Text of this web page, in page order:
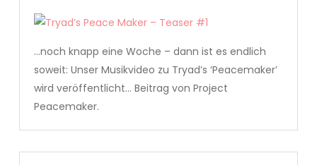
…noch knapp eine Woche – dann ist es endlich
soweit: Unser Musikvideo zu Tryad’s ‘Peacemaker’
wird veröffentlicht… Beitrag von Project
Peacemaker.